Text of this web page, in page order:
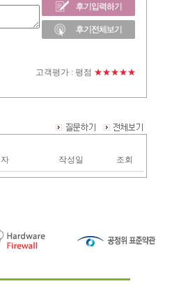
고객평가 : 평점 ★★★★★
작성일 조회